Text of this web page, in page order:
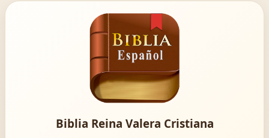
Biblia Reina Valera Cristiana